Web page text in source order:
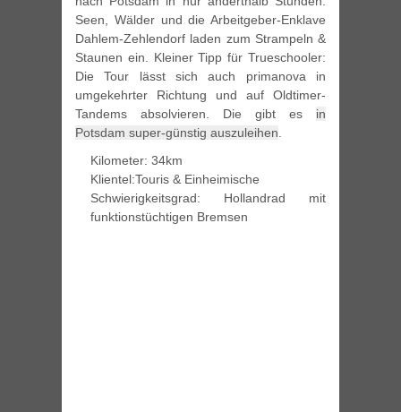
Seen, Wälder und die Arbeitgeber-Enklave
Dahlem-Zehlendorf laden zum Strampeln &
Staunen ein. Kleiner Tipp für Trueschooler:
Die Tour lässt sich auch primanova in
umgekehrter Richtung und auf Oldtimer-
Tandems absolvieren. Die gibt es in
Potsdam super-günstig auszuleihen.
Kilometer: 34km
Klientel:Touris & Einheimische
Schwierigkeitsgrad: Hollandrad mit
funktionstüchtigen Bremsen